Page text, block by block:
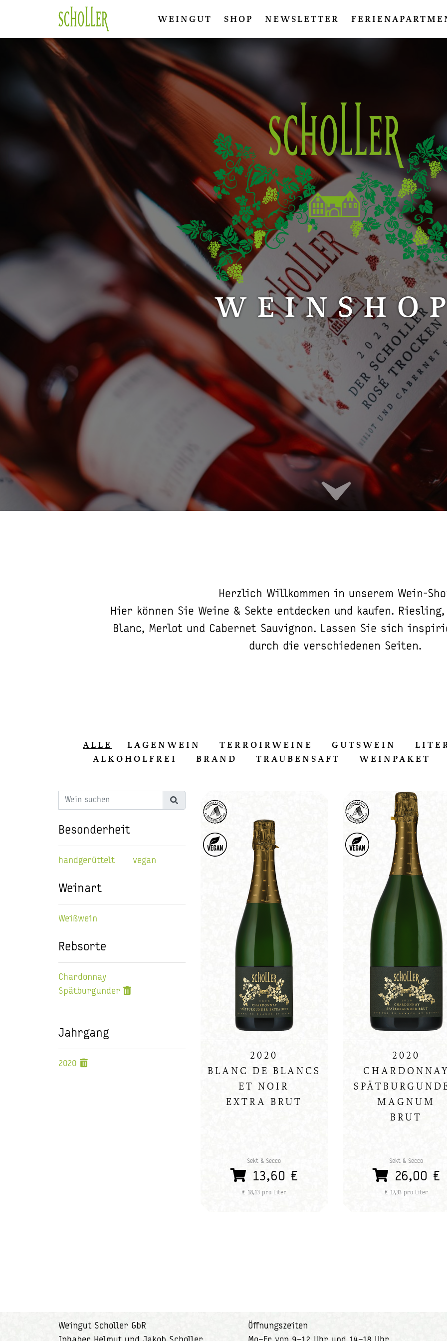
WEINGUT SHOP NEWSLETTER
Herzlich Willkommen in unserem Wein-
Hier können Sie Weine & Sekte entdecken und kaufen. Riesling,
Blanc, Merlot und Cabernet Sauvignon. Lassen Sie sich
durch die verschiedenen Seiten.
ALLE LAGENWEIN TERROIRWEINE GUTSWEIN
ALKOHOLFREI
BRAND TRAUBENSAFT WEINPAKET
Besonderheit
handgerüttelt vegan
Weinart
Weißwein
Rebsorte
Chardonnay
Spätburgunder
Jahrgang
2020
2020
BLANC DE BLANCS
ET NOIR
EXTRA BRUT
Sekt & Secco
13,60 €
€ 18,13 pro Liter
2020
MAGNUM
BRUT
Sekt & Secco
26,00 €
€ 17,33 pro Liter
Weingut Scholler GbR
Öffnungszeiten